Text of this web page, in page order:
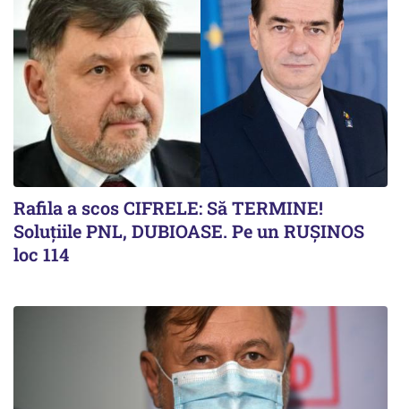
Rafila a scos CIFRELE: Să TERMINE!
Soluțiile PNL, DUBIOASE. Pe un RUȘINOS
loc 114